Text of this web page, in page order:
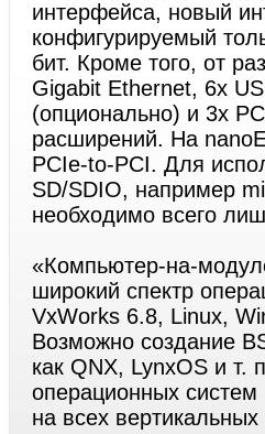
интерфейса, новый
конфигурируемый
бит. Кроме того, от
Gigabit Ethernet, 6x
(опционально) и 3х
расширений. На
PCIe-to-PCI. Для
SD/SDIO, например
необходимо всего
«Компьютер-на-
широкий спектр
VxWorks 6.8, Linux,
Возможно создание
как QNX, LynxOS и
операционных систем
на всех